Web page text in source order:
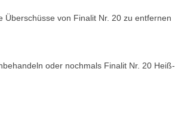
von Finalit Nr. 20 zu entfernen
oder nochmals Finalit Nr. 20 Heiß-